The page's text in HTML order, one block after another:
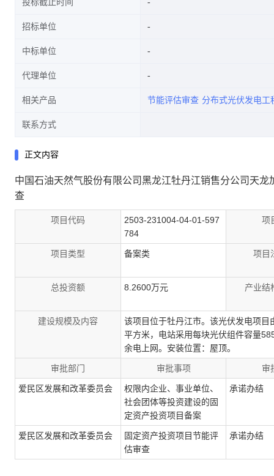
投标截止时间
招标单位
中标单位
代理单位
相关产品 节能评估审查 分布式光伏发电工
联系方式
正文内容
中国石油天然气股份有限公司黑龙江牡丹江销售分公司天
查
项目代码
2503-231004-04-01-597
784
项
项目类型 备案类 项目
总投资额 8.2600万元 产业结
建设规模及内容
该项目位于牡丹江市。该光伏发电项
平方米，电站采用每块光伏组件容量
余电上网。安装位置：屋顶。
审批部门 审批事项 审
爱民区发展和改革委员会
权限内企业、事业单位、
社会团体等投资建设的固
定资产投资项目备案
承诺办结
爱民区发展和改革委员会
固定资产投资项目节能评
估审查
承诺办结